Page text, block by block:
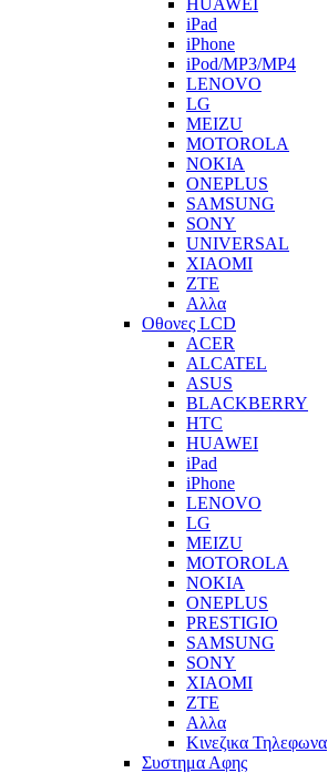
iPad
iPhone
iPod/MP3/MP4
LENOVO
LG
MEIZU
MOTOROLA
NOKIA
ONEPLUS
SAMSUNG
SONY
UNIVERSAL
XIAOMI
ZTE
Αλλα
Οθονες LCD
ACER
ALCATEL
ASUS
BLACKBERRY
HTC
HUAWEI
iPad
iPhone
LENOVO
LG
MEIZU
MOTOROLA
NOKIA
ONEPLUS
PRESTIGIO
SAMSUNG
SONY
XIAOMI
ZTE
Αλλα
Κινεζικα Τηλεφωνα
Συστημα Αφης